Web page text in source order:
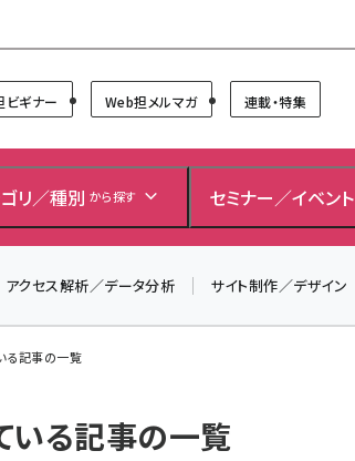
ビギナー Web担メルマガ 連載・特集
リ／種別 から探す セミナー／イベント
アクセス解析／データ分析 サイト制作／デザイン
る記事の一覧
いる記事の一覧